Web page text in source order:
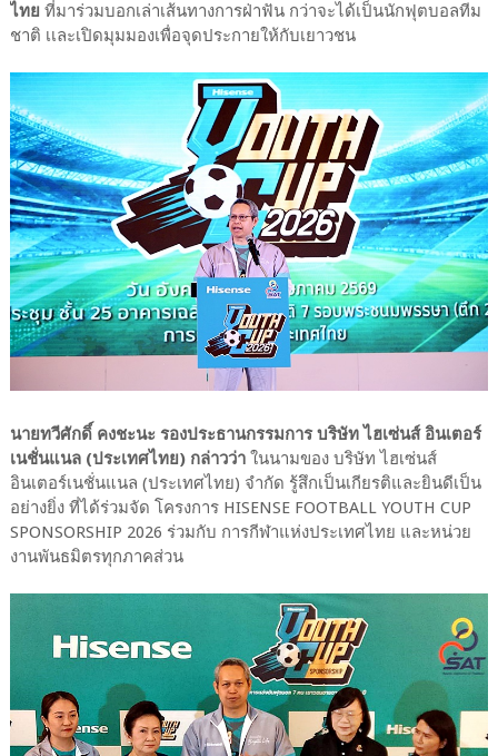
ไทย ที่มาร่วมบอกเล่าเส้นทางการฝ่าฟัน กว่าจะได้เป็นนักฟุตบอลทีม
ชาติ เเละเปิดมุมมองเพื่อจุดประกายให้กับเยาวชน
นายทวีศักดิ์ คงชะนะ รองประธานกรรมการ บริษัท ไฮเซ่นส์ อินเตอร์
เนชั่นแนล (ประเทศไทย) กล่าวว่าในนามของ บริษัท ไฮเซ่นส์
อินเตอร์เนชั่นแนล (ประเทศไทย) จำกัด รู้สึกเป็นเกียรติและยินดีเป็น
อย่างยิ่ง ที่ได้ร่วมจัด โครงการ HISENSE FOOTBALL YOUTH CUP
SPONSORSHIP 2026 ร่วมกับ การกีฬาแห่งประเทศไทย และหน่วย
งานพันธมิตรทุกภาคส่วน